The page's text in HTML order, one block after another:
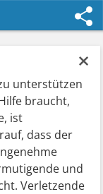
×
unterstützen
braucht,
ist
dass der
und
Verletzende